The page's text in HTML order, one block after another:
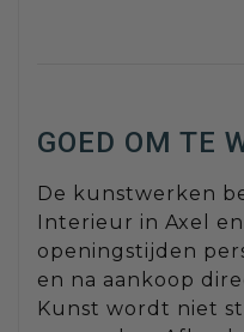
GOED OM TE
De kunstwerken
Interieur in Axel
openingstijden
en na aankoop
Kunst wordt niet